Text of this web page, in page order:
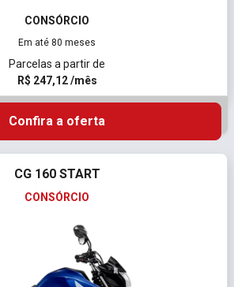
CONSÓRCIO
Em até 80 meses
Parcelas a partir de
R$ 247,12 /mês
Confira a oferta
CG 160 START
CONSÓRCIO